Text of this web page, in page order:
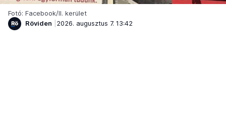
Fotó: Facebook/II. kerület
Röviden
2026. augusztus 7. 13:42